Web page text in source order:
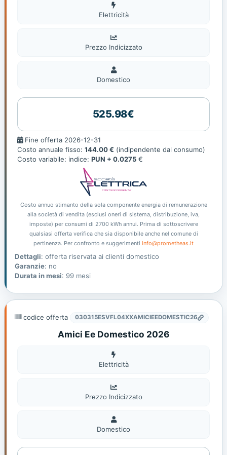
Elettricità
Elettricità
Prezzo Indicizzato
Domestico
Domestico
525.98€
Fine
offerta
Fine offerta 2026-12-31
Costo annuale fisso: 144.00 € (indipendente dal consumo)
Costo variabile: indice: PUN + 0.0275 €
Costo annuo stimanto della sola componente energia di remunerazione
alla società di vendita (esclusi oneri di sistema, distribuzione, iva,
imposte) per consumi di 2700 kWh annui. Prima di sottoscrivere
qualsiasi offerta verifica che sia disponibile anche nel comune di
pertinenza. Per confronto e suggerimenti info@prometheas.it
Dettagli: offerta riservata ai clienti domestico
Garanzie: no
Durata in mesi: 99 mesi
codice offerta 030315ESVFL04XXAMICIEEDOMESTIC26
Amici Ee Domestico 2026
Elettricità
Elettricità
Prezzo Indicizzato
Domestico
Domestico